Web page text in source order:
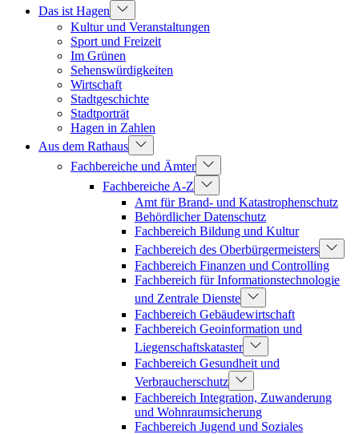
Das ist Hagen
Kultur und Veranstaltungen
Sport und Freizeit
Im Grünen
Sehenswürdigkeiten
Wirtschaft
Stadtgeschichte
Stadtporträt
Hagen in Zahlen
Aus dem Rathaus
Fachbereiche und Ämter
Fachbereiche A-Z
Amt für Brand- und Katastrophenschutz
Behördlicher Datenschutz
Fachbereich Bildung und Kultur
Fachbereich des Oberbürgermeisters
Fachbereich Finanzen und Controlling
Fachbereich für Informationstechnologie
und Zentrale Dienste
Fachbereich Gebäudewirtschaft
Fachbereich Geoinformation und
Liegenschaftskataster
Fachbereich Gesundheit und
Verbraucherschutz
Fachbereich Integration, Zuwanderung
und Wohnraumsicherung
Fachbereich Jugend und Soziales